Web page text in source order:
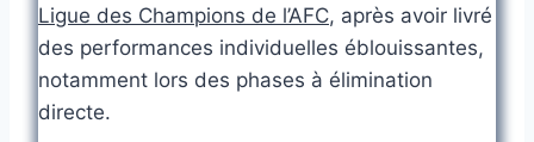
Ligue des Champions de l’AFC, après avoir livré
des performances individuelles éblouissantes,
notamment lors des phases à élimination
directe.